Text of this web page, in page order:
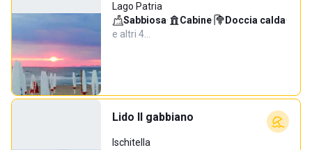
Lago Patria
Sabbiosa· Cabine· Doccia calda·
e altri 4…
Lido Il gabbiano
Ischitella